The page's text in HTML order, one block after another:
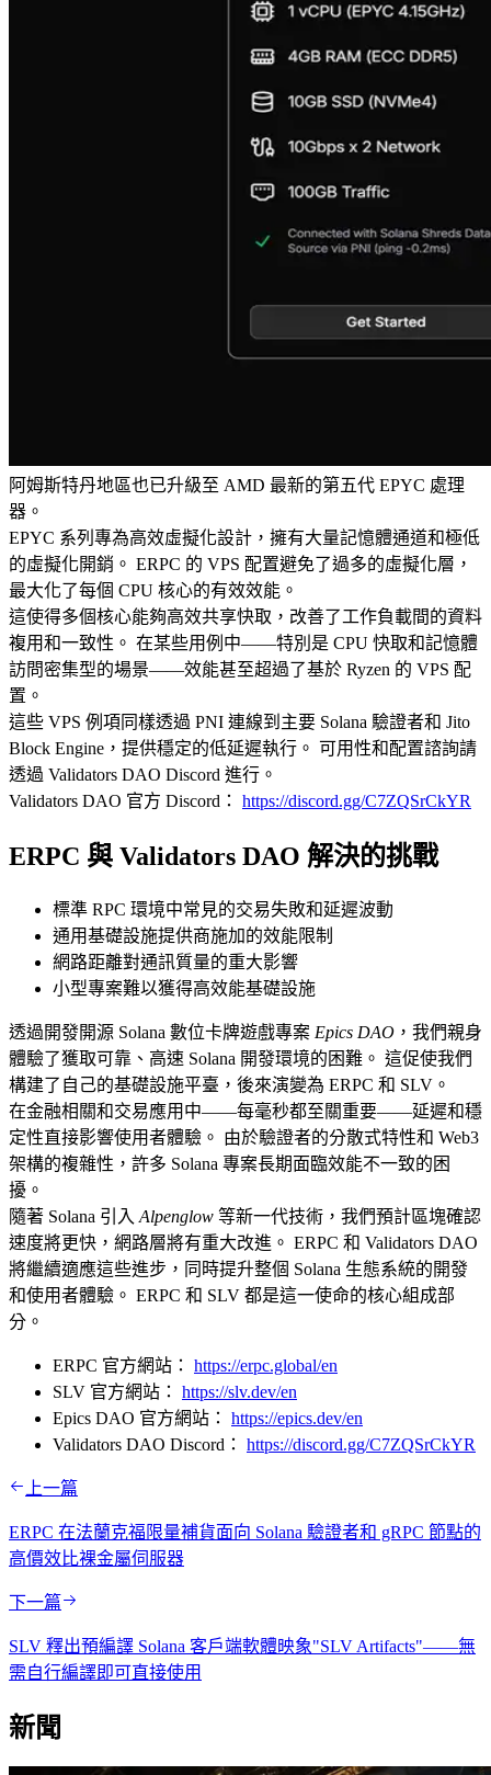
阿姆斯特丹地區也已升級至 AMD 最新的第五代 EPYC 處理
器。
EPYC 系列專為高效虛擬化設計，擁有大量記憶體通道和極低
的虛擬化開銷。 ERPC 的 VPS 配置避免了過多的虛擬化層，
最大化了每個 CPU 核心的有效效能。
這使得多個核心能夠高效共享快取，改善了工作負載間的資料
複用和一致性。 在某些用例中——特別是 CPU 快取和記憶體
訪問密集型的場景——效能甚至超過了基於 Ryzen 的 VPS 配
置。
這些 VPS 例項同樣透過 PNI 連線到主要 Solana 驗證者和 Jito
Block Engine，提供穩定的低延遲執行。 可用性和配置諮詢請
透過 Validators DAO Discord 進行。
Validators DAO 官方 Discord： https://discord.gg/C7ZQSrCkYR
ERPC 與 Validators DAO 解決的挑戰
標準 RPC 環境中常見的交易失敗和延遲波動
通用基礎設施提供商施加的效能限制
網路距離對通訊質量的重大影響
小型專案難以獲得高效能基礎設施
透過開發開源 Solana 數位卡牌遊戲專案 Epics DAO ，我們親身
體驗了獲取可靠、高速 Solana 開發環境的困難。 這促使我們
構建了自己的基礎設施平臺，後來演變為 ERPC 和 SLV。
在金融相關和交易應用中——每毫秒都至關重要——延遲和穩
定性直接影響使用者體驗。 由於驗證者的分散式特性和 Web3
架構的複雜性，許多 Solana 專案長期面臨效能不一致的困
擾。
隨著 Solana 引入 Alpenglow 等新一代技術，我們預計區塊確認
速度將更快，網路層將有重大改進。 ERPC 和 Validators DAO
將繼續適應這些進步，同時提升整個 Solana 生態系統的開發
和使用者體驗。 ERPC 和 SLV 都是這一使命的核心組成部
分。
ERPC 官方網站： https://erpc.global/en
SLV 官方網站： https://slv.dev/en
Epics DAO 官方網站： https://epics.dev/en
Validators DAO Discord： https://discord.gg/C7ZQSrCkYR
上一篇
ERPC 在法蘭克福限量補貨面向 Solana 驗證者和 gRPC 節點的
高價效比裸金屬伺服器
下一篇
SLV 釋出預編譯 Solana 客戶端軟體映象"SLV Artifacts"——無
需自行編譯即可直接使用
新聞